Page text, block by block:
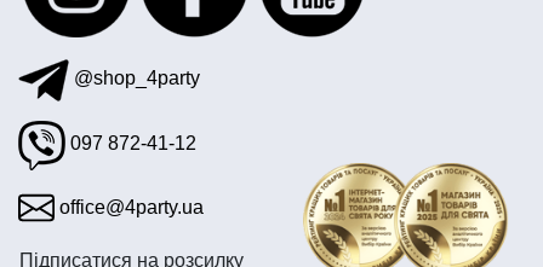
@shop_4party
097 872-41-12
office@4party.ua
Підписатися на розсилку